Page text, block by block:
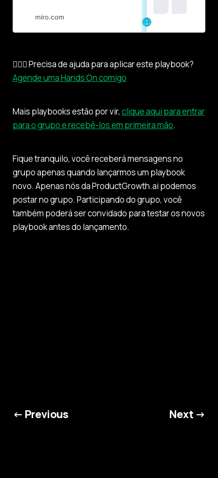
miro.com
🙋🏻‍♂️ Precisa de ajuda para aplicar este playbook?
Agende uma Hands On comigo
Mais playbooks estão por vir, clique aqui para entrar
para o grupo e recebê-los em primeira mão.
Fique tranquilo, você receberá mensagens no
grupo apenas quando lançarmos um playbook
novo. Apenas nós da ProductGrowth.ai podemos
postar no grupo. Participando do grupo, você
também poderá ser convidado para testar os novos
playbook antes do lançamento.
← Previous Next →